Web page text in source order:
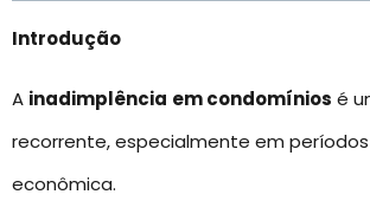
Introdução
A inadimplência em condomínios é
recorrente, especialmente em
econômica.